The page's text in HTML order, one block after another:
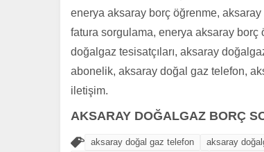
enerya aksaray borç öğrenme,
fatura sorgulama, enerya aksaray borç
doğalgaz tesisatçıları, aksaray
abonelik, aksaray doğal gaz telefon,
iletişim.
AKSARAY DOĞALGAZ BORÇ
aksaray doğal gaz telefon aksaray